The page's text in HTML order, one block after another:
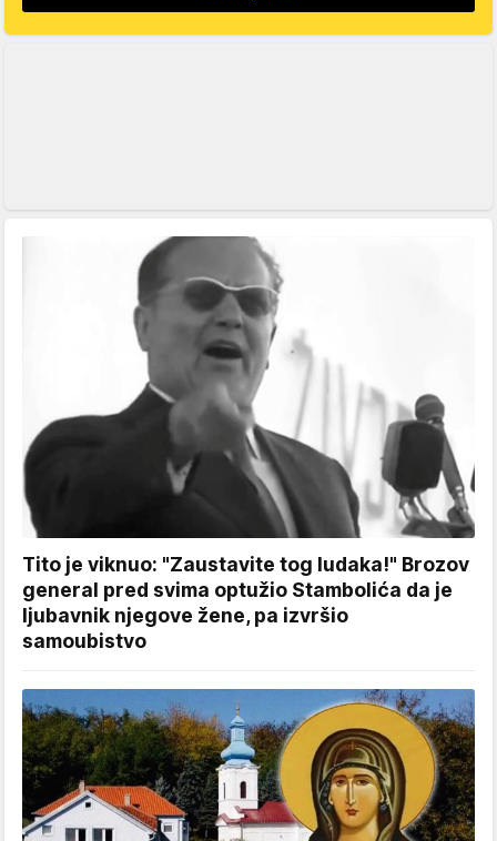
Tito je viknuo: "Zaustavite tog ludaka!" Brozov
general pred svima optužio Stambolića da je
ljubavnik njegove žene, pa izvršio
samoubistvo